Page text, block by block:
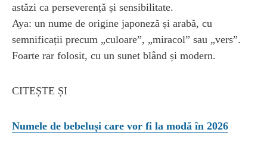
astăzi ca perseverență și sensibilitate.
Aya: un nume de origine japoneză și arabă, cu
semnificații precum „culoare”, „miracol” sau „vers”.
Foarte rar folosit, cu un sunet blând și modern.
CITEȘTE ȘI
Numele de bebeluși care vor fi la modă în 2026